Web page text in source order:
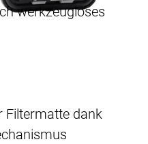
werkzeugloses
Filtermatte dank